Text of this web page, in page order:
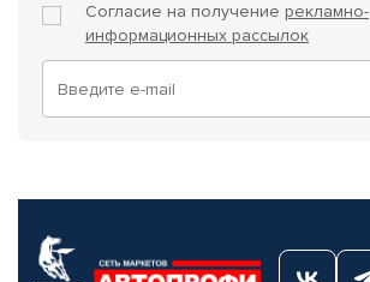
Согласие на получение рекламно-
информационных рассылок